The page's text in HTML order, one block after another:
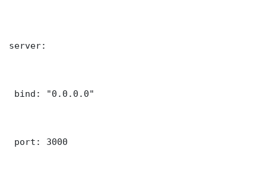
server:
bind: "0.0.0.0"
port: 3000